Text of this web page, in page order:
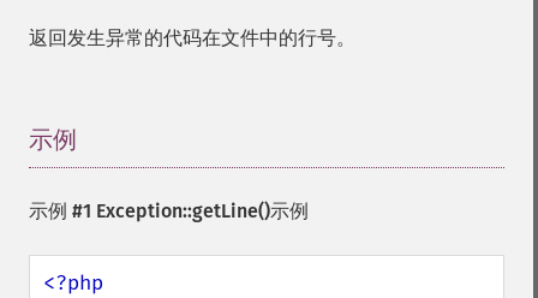
返回发生异常的代码在文件中的行号。
示例
示例 #1 Exception::getLine()示例